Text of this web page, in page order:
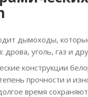
дымоходы,
уголь, газ и
конструкции
прочности и
время